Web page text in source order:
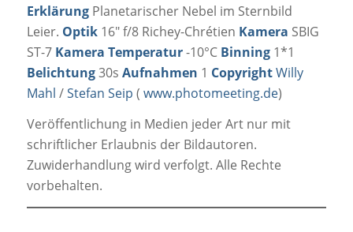
ErklärungPlanetarischer Nebel im Sternbild
Leier. Optik16″ f/8 Richey-Chrétien Kamera SBIG
ST-7 Kamera Temperatur-10°C Binning1*1
Belichtung30s Aufnahmen 1 Copyright Willy
Mahl /Stefan Seip ( www.photomeeting.de)
Veröffentlichung in Medien jeder Art nur mit
schriftlicher Erlaubnis der Bildautoren.
Zuwiderhandlung wird verfolgt. Alle Rechte
vorbehalten.